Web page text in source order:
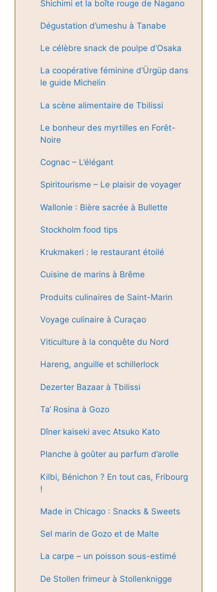
Shichimi et la boîte rouge de Nagano
Dégustation d’umeshu à Tanabe
Le célèbre snack de poulpe d’Osaka
La coopérative féminine d’Ürgüp dans
le guide Michelin
La scène alimentaire de Tbilissi
Le bonheur des myrtilles en Forêt-
Noire
Cognac – L’élégant
Spiritourisme – Le plaisir de voyager
Wallonie : Bière sacrée à Bullette
Stockholm food tips
Krukmakeri : le restaurant étoilé
Cuisine de marins à Brême
Produits culinaires de Saint-Marin
Voyage culinaire à Curaçao
Viticulture à la conquête du Nord
Hareng, anguille et schillerlock
Dezerter Bazaar à Tbilissi
Ta‘ Rosina à Gozo
Dîner kaiseki avec Atsuko Kato
Planche à goûter au parfum d’arolle
Kilbi, Bénichon ? En tout cas, Fribourg
!
Made in Chicago : Snacks & Sweets
Sel marin de Gozo et de Malte
La carpe – un poisson sous-estimé
De Stollen frimeur à Stollenknigge